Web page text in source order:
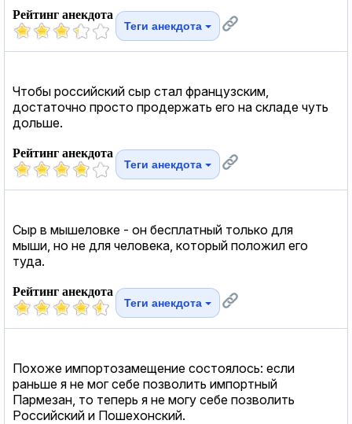
Рейтинг анекдота
Теги анекдота
Чтобы российский сыр стал французским,
достаточно просто продержать его на складе чуть
дольше.
Рейтинг анекдота
Теги анекдота
Сыр в мышеловке - он бесплатный только для
мыши, но не для человека, который положил его
туда.
Рейтинг анекдота
Теги анекдота
Похоже импортозамещение состоялось: если
раньше я не мог себе позволить импортный
Пармезан, то теперь я не могу себе позволить
Российский и Пошехонский.